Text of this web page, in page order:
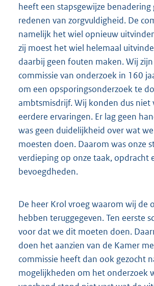
heeft een stapsgewijze benadering
redenen van zorgvuldigheid. De
namelijk het wiel opnieuw
zij moest het wiel helemaal
daarbij geen fouten maken. Wij
commissie van onderzoek in 160
om een opsporingsonderzoek te
ambtsmisdrijf. Wij konden dus
eerdere ervaringen. Er lag geen
was geen duidelijkheid over wat
moesten doen. Daarom was onze
verdieping op onze taak, opdracht
bevoegdheden.
De heer Krol vroeg waarom wij de
hebben teruggegeven. Ten eerste
voor dat we dit moeten doen.
doen het aanzien van de Kamer
commissie heeft dan ook gezocht
mogelijkheden om het onderzoek